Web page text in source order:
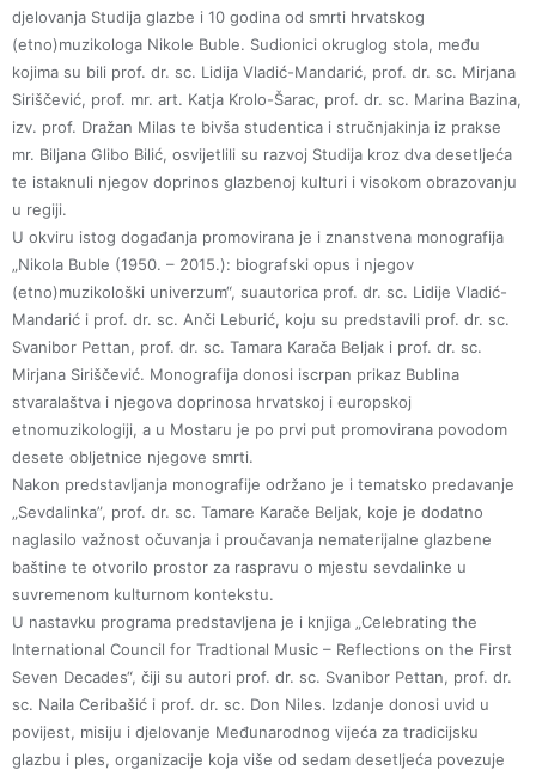
djelovanja Studija glazbe i 10 godina od smrti hrvatskog
(etno)muzikologa Nikole Buble. Sudionici okruglog stola, među
kojima su bili prof. dr. sc. Lidija Vladić-Mandarić, prof. dr. sc. Mirjana
Siriščević, prof. mr. art. Katja Krolo-Šarac, prof. dr. sc. Marina Bazina,
izv. prof. Dražan Milas te bivša studentica i stručnjakinja iz prakse
mr. Biljana Glibo Bilić, osvijetlili su razvoj Studija kroz dva desetljeća
te istaknuli njegov doprinos glazbenoj kulturi i visokom obrazovanju
u regiji.
U okviru istog događanja promovirana je i znanstvena monografija
„Nikola Buble (1950. – 2015.): biografski opus i njegov
(etno)muzikološki univerzum“, suautorica prof. dr. sc. Lidije Vladić-
Mandarić i prof. dr. sc. Anči Leburić, koju su predstavili prof. dr. sc.
Svanibor Pettan, prof. dr. sc. Tamara Karača Beljak i prof. dr. sc.
Mirjana Siriščević. Monografija donosi iscrpan prikaz Bublina
stvaralaštva i njegova doprinosa hrvatskoj i europskoj
etnomuzikologiji, a u Mostaru je po prvi put promovirana povodom
desete obljetnice njegove smrti.
Nakon predstavljanja monografije održano je i tematsko predavanje
„Sevdalinka”, prof. dr. sc. Tamare Karače Beljak, koje je dodatno
naglasilo važnost očuvanja i proučavanja nematerijalne glazbene
baštine te otvorilo prostor za raspravu o mjestu sevdalinke u
suvremenom kulturnom kontekstu.
U nastavku programa predstavljena je i knjiga „Celebrating the
International Council for Tradtional Music – Reflections on the First
Seven Decades“, čiji su autori prof. dr. sc. Svanibor Pettan, prof. dr.
sc. Naila Ceribašić i prof. dr. sc. Don Niles. Izdanje donosi uvid u
povijest, misiju i djelovanje Međunarodnog vijeća za tradicijsku
glazbu i ples, organizacije koja više od sedam desetljeća povezuje